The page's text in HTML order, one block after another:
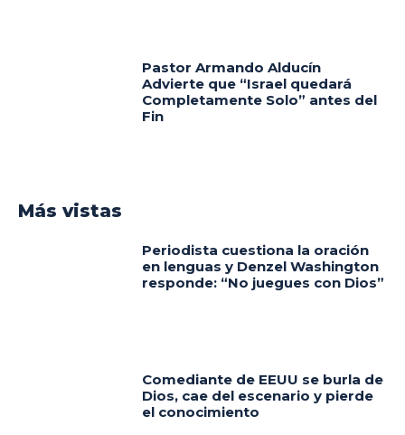
Pastor Armando Alducín
Advierte que “Israel quedará
Completamente Solo” antes del
Fin
Más vistas
Periodista cuestiona la oración
en lenguas y Denzel Washington
responde: “No juegues con Dios”
Comediante de EEUU se burla de
Dios, cae del escenario y pierde
el conocimiento